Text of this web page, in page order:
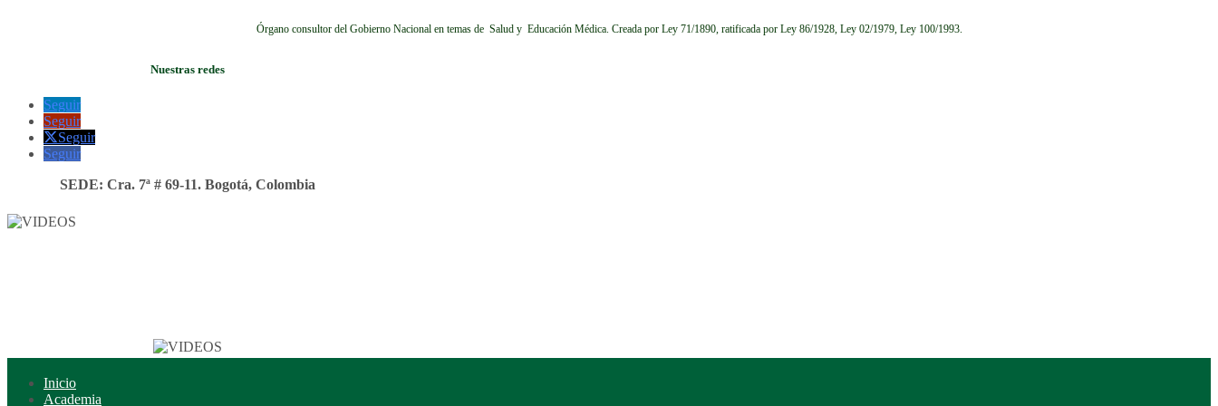
Órgano consultor del Gobierno Nacional en temas de Salud y Educación Médica. Creada por Ley 71/1890, ratificada por Ley 86/1928, Ley 02/1979, Ley 100/1993.
Nuestras redes
Seguir
Seguir
Seguir
Seguir
SEDE: Cra. 7ª # 69-11. Bogotá, Colombia
Inicio
Academia